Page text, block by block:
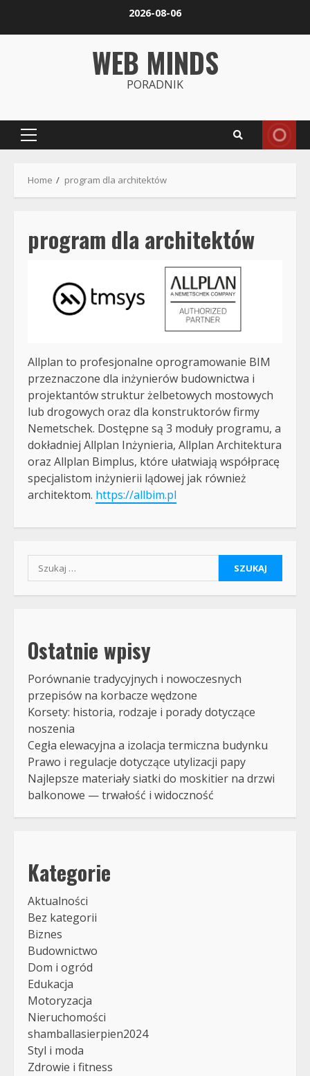
2026-08-06
WEB MINDS
PORADNIK
Primary
Home program dla architektów
program dla architektów
Allplan to profesjonalne oprogramowanie BIM
przeznaczone dla inżynierów budownictwa i
projektantów struktur żelbetowych mostowych
lub drogowych oraz dla konstruktorów firmy
Nemetschek. Dostępne są 3 moduły programu, a
dokładniej Allplan Inżynieria, Allplan Architektura
oraz Allplan Bimplus, które ułatwiają współpracę
specjalistom inżynierii lądowej jak również
architektom. https://allbim.pl
Szukaj:
Ostatnie wpisy
Porównanie tradycyjnych i nowoczesnych
przepisów na korbacze wędzone
Korsety: historia, rodzaje i porady dotyczące
noszenia
Cegła elewacyjna a izolacja termiczna budynku
Prawo i regulacje dotyczące utylizacji papy
Najlepsze materiały siatki do moskitier na drzwi
balkonowe — trwałość i widoczność
Kategorie
Aktualności
Bez kategorii
Biznes
Budownictwo
Dom i ogród
Edukacja
Motoryzacja
Nieruchomości
shamballasierpien2024
Styl i moda
Zdrowie i fitness